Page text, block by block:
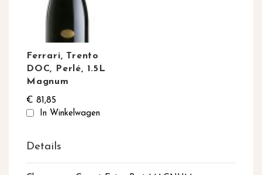
Details
Ferrari, Trento
DOC, Perlé, 1.5L
Magnum
€ 81,85
In Winkelwagen